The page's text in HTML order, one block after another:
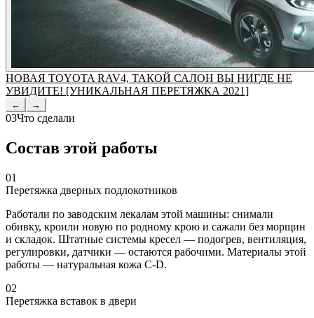
НОВАЯ TOYOTA RAV4, ТАКОЙ САЛОН ВЫ НИГДЕ НЕ
УВИДИТЕ! [УНИКАЛЬНАЯ ПЕРЕТЯЖКА 2021]
← →
03Что сделали
Состав этой работы
01
Перетяжка дверных подлокотников
Работали по заводским лекалам этой машины: снимали
обивку, кроили новую по родному крою и сажали без морщин
и складок. Штатные системы кресел — подогрев, вентиляция,
регулировки, датчики — остаются рабочими. Материалы этой
работы — натуральная кожа C-D.
02
Перетяжка вставок в двери